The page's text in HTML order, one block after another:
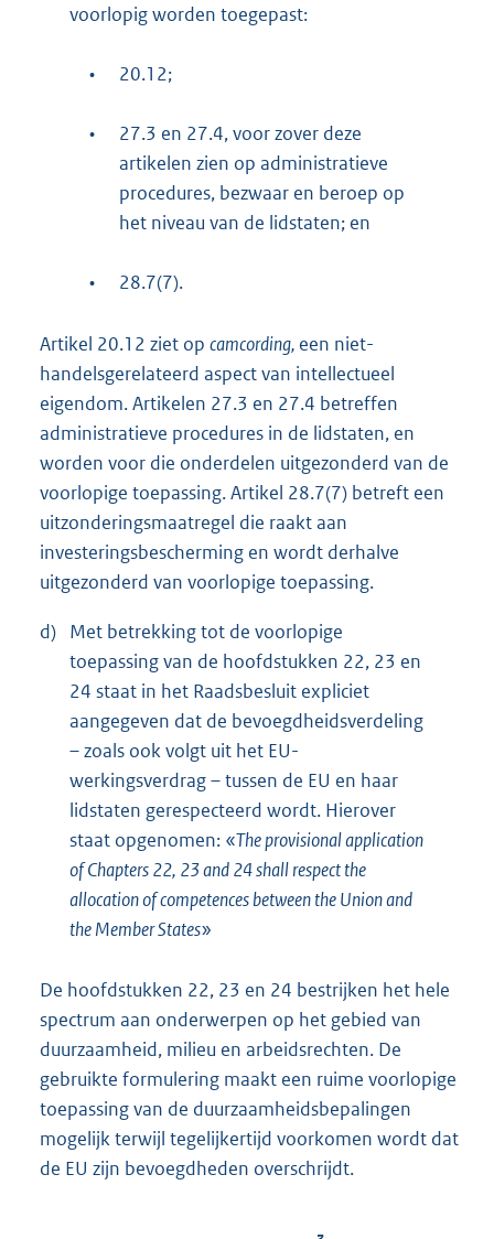
voorlopig worden toegepast:
• 20.12;
•
27.3 en 27.4, voor zover deze
artikelen zien op administratieve
procedures, bezwaar en beroep op
het niveau van de lidstaten; en
• 28.7(7).
Artikel 20.12 ziet op camcording, een niet-
handelsgerelateerd aspect van intellectueel
eigendom. Artikelen 27.3 en 27.4 betreffen
administratieve procedures in de lidstaten, en
worden voor die onderdelen uitgezonderd van de
voorlopige toepassing. Artikel 28.7(7) betreft een
uitzonderingsmaatregel die raakt aan
investeringsbescherming en wordt derhalve
uitgezonderd van voorlopige toepassing.
d) Met betrekking tot de voorlopige
toepassing van de hoofdstukken 22, 23 en
24 staat in het Raadsbesluit expliciet
aangegeven dat de bevoegdheidsverdeling
– zoals ook volgt uit het EU-
werkingsverdrag – tussen de EU en haar
lidstaten gerespecteerd wordt. Hierover
staat opgenomen: «The provisional application
of Chapters 22, 23 and 24 shall respect the
allocation of competences between the Union and
the Member States»
De hoofdstukken 22, 23 en 24 bestrijken het hele
spectrum aan onderwerpen op het gebied van
duurzaamheid, milieu en arbeidsrechten. De
gebruikte formulering maakt een ruime voorlopige
toepassing van de duurzaamheidsbepalingen
mogelijk terwijl tegelijkertijd voorkomen wordt dat
de EU zijn bevoegdheden overschrijdt.